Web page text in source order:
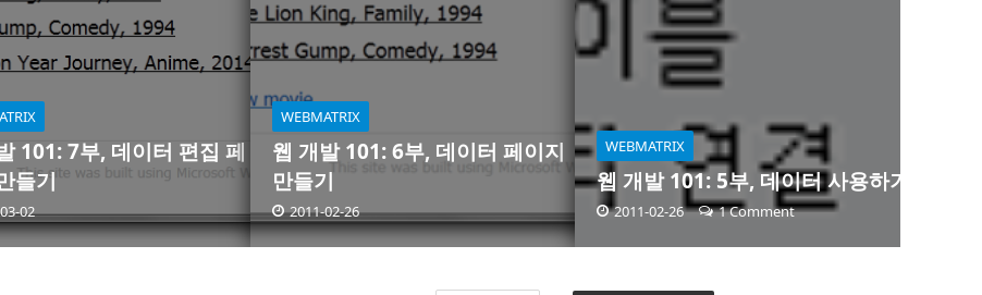
101: 7부, 데이터 편집 페
들기
02
WEBMATRIX
웹 개발 101: 6부, 데이터 페이지
만들기
2011-02-26
WEBMATRIX
웹 개발 101: 5부, 데이터 사용하기
2011-02-26 1 Comment